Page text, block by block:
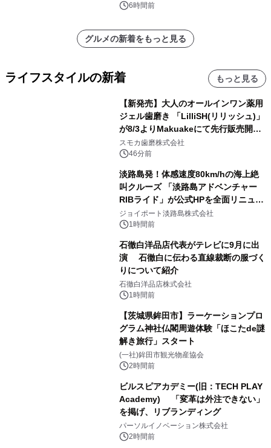
月18日より開催！
6時間前
グルメの新着をもっと見る
ライフスタイルの新着 もっと見る
【新発売】大人のオールインワン薬用
ジェル歯磨き 「LilliSH(リリッシュ)」
が8/3よりMakuakeにて先行販売開
始！
スモカ歯磨株式会社
46分前
淡路島発！体感速度80km/hの海上絶
叫クルーズ 「淡路島アドベンチャー
RIBライド」が公式HPを全面リニュー
アル！ ～スマホで即予約完了の「スマ
ート設計」へ刷新～
ジョイポート淡路島株式会社
1時間前
石徹白洋品店代表がテレビに9月に出
演 石徹白に伝わる直線裁断の服づく
りについて紹介
石徹白洋品店株式会社
1時間前
【茨城県鉾田市】ラーケーションプロ
グラム神社仏閣周遊体験「ほこたde謎
解き旅行」スタート
(一社)鉾田市観光物産協会
2時間前
ビルスピアカデミー(旧：TECH PLAY
Academy) 「変革は外注できない」
を掲げ、リブランディング
パーソルイノベーション株式会社
2時間前